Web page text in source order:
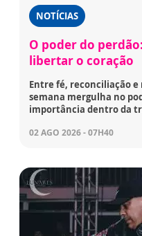
NOTÍCIAS
O poder do
libertar o coração
Entre fé, reconciliação e
semana mergulha no
importância dentro da
02 AGO 2026 - 07H40